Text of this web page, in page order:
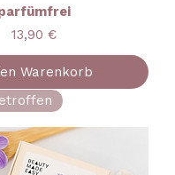
Preis
13,90 €
Warenkorb